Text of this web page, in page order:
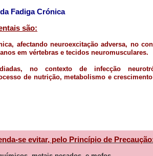
Fadiga Crónica
são:
afectando neuroexcitação adversa, no
em vértebras e tecidos neuromusculares.
no contexto de infecção
de nutrição, metabolismo e
se evitar, pelo Princípio de